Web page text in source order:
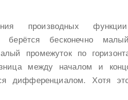
производных функции
берётся бесконечно
промежуток по
между началом и
дифференциалом. Хотя